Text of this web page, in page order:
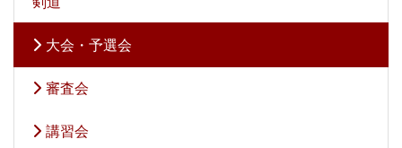
大会・予選会
審査会
講習会